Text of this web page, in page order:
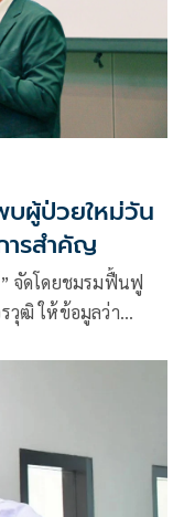
ผู้ป่วยใหม่วัน
ารสำคัญ
จัดโดยชมรมฟื้นฟู
วุฒิ ให้ข้อมูลว่า
ปีข้างหน้า สำหรับ